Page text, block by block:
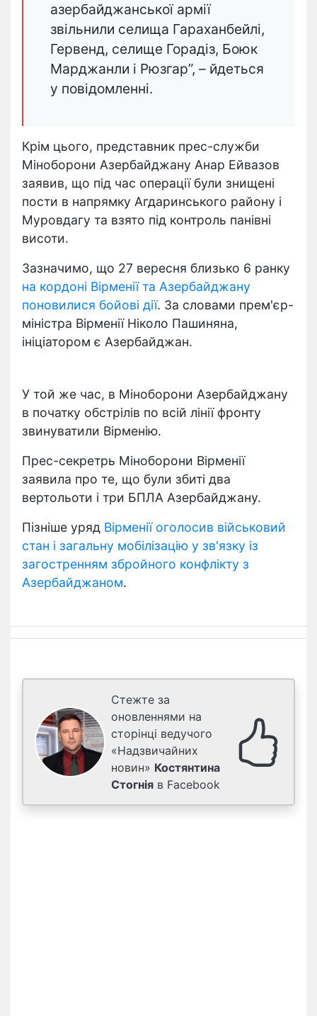
азербайджанської армії
звільнили селища Гараханбейлі,
Гервенд, селище Горадіз, Боюк
Марджанли і Рюзгар”, – йдеться
у повідомленні.
Крім цього, представник прес-служби
Міноборони Азербайджану Анар Ейвазов
заявив, що під час операції були знищені
пости в напрямку Агдаринського району і
Муровдагу та взято під контроль панівні
висоти.
Зазначимо, що 27 вересня близько 6 ранку
на кордоні Вірменії та Азербайджану
поновилися бойові дії. За словами прем'єр-
міністра Вірменії Ніколо Пашиняна,
ініціатором є Азербайджан.
У той же час, в Міноборони Азербайджану
в початку обстрілів по всій лінії фронту
звинуватили Вірменію.
Прес-секретрь Міноборони Вірменії
заявила про те, що були збиті два
вертольоти і три БПЛА Азербайджану.
Пізніше уряд Вірменії оголосив військовий
стан і загальну мобілізацію у зв'язку із
загостренням збройного конфлікту з
Азербайджаном.
Стежте за
оновленнями на
сторінці ведучого
«Надзвичайних
новин» Костянтина
Стогнія в Facebook